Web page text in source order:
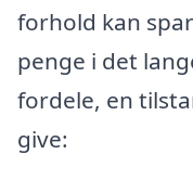
forhold kan
penge i det
fordele, en
give: